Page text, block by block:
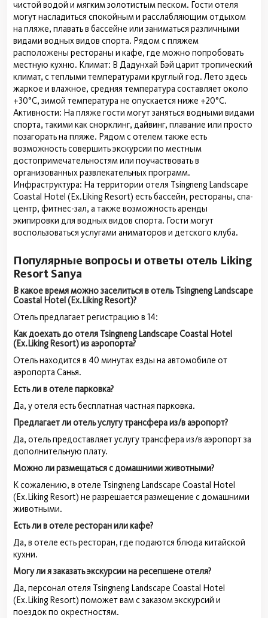
чистой водой и мягким золотистым песком. Гости отеля
могут насладиться спокойным и расслабляющим отдыхом
на пляже, плавать в бассейне или заниматься различными
видами водных видов спорта. Рядом с пляжем
расположены рестораны и кафе, где можно попробовать
местную кухню. Климат: В Дадунхай Бэй царит тропический
климат, с теплыми температурами круглый год. Лето здесь
жаркое и влажное, средняя температура составляет около
+30°C, зимой температура не опускается ниже +20°C.
Активности: На пляже гости могут заняться водными видами
спорта, такими как снорклинг, дайвинг, плавание или просто
позагорать на пляже. Рядом с отелем также есть
возможность совершить экскурсии по местным
достопримечательностям или поучаствовать в
организованных развлекательных программ.
Инфраструктура: На территории отеля Tsingneng Landscape
Coastal Hotel (Ex.Liking Resort) есть бассейн, рестораны, спа-
центр, фитнес-зал, а также возможность аренды
экипировки для водных видов спорта. Гости могут
воспользоваться услугами аниматоров и детского клуба.
Популярные вопросы и ответы отель Liking
Resort Sanya
В какое время можно заселиться в отель Tsingneng Landscape
Coastal Hotel (Ex.Liking Resort)?
Отель предлагает регистрацию в 14:
Как доехать до отеля Tsingneng Landscape Coastal Hotel
(Ex.Liking Resort) из аэропорта?
Отель находится в 40 минутах езды на автомобиле от
аэропорта Санья.
Есть ли в отеле парковка?
Да, у отеля есть бесплатная частная парковка.
Предлагает ли отель услугу трансфера из/в аэропорт?
Да, отель предоставляет услугу трансфера из/в аэропорт за
дополнительную плату.
Можно ли размещаться с домашними животными?
К сожалению, в отеле Tsingneng Landscape Coastal Hotel
(Ex.Liking Resort) не разрешается размещение с домашними
животными.
Есть ли в отеле ресторан или кафе?
Да, в отеле есть ресторан, где подаются блюда китайской
кухни.
Могу ли я заказать экскурсии на ресепшене отеля?
Да, персонал отеля Tsingneng Landscape Coastal Hotel
(Ex.Liking Resort) поможет вам с заказом экскурсий и
поездок по окрестностям.